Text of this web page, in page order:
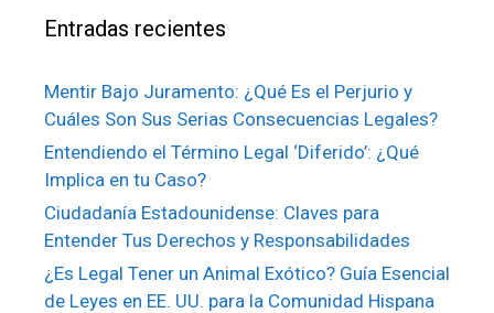
Entradas recientes
Mentir Bajo Juramento: ¿Qué Es el Perjurio y
Cuáles Son Sus Serias Consecuencias Legales?
Entendiendo el Término Legal ‘Diferido’: ¿Qué
Implica en tu Caso?
Ciudadanía Estadounidense: Claves para
Entender Tus Derechos y Responsabilidades
¿Es Legal Tener un Animal Exótico? Guía Esencial
de Leyes en EE. UU. para la Comunidad Hispana